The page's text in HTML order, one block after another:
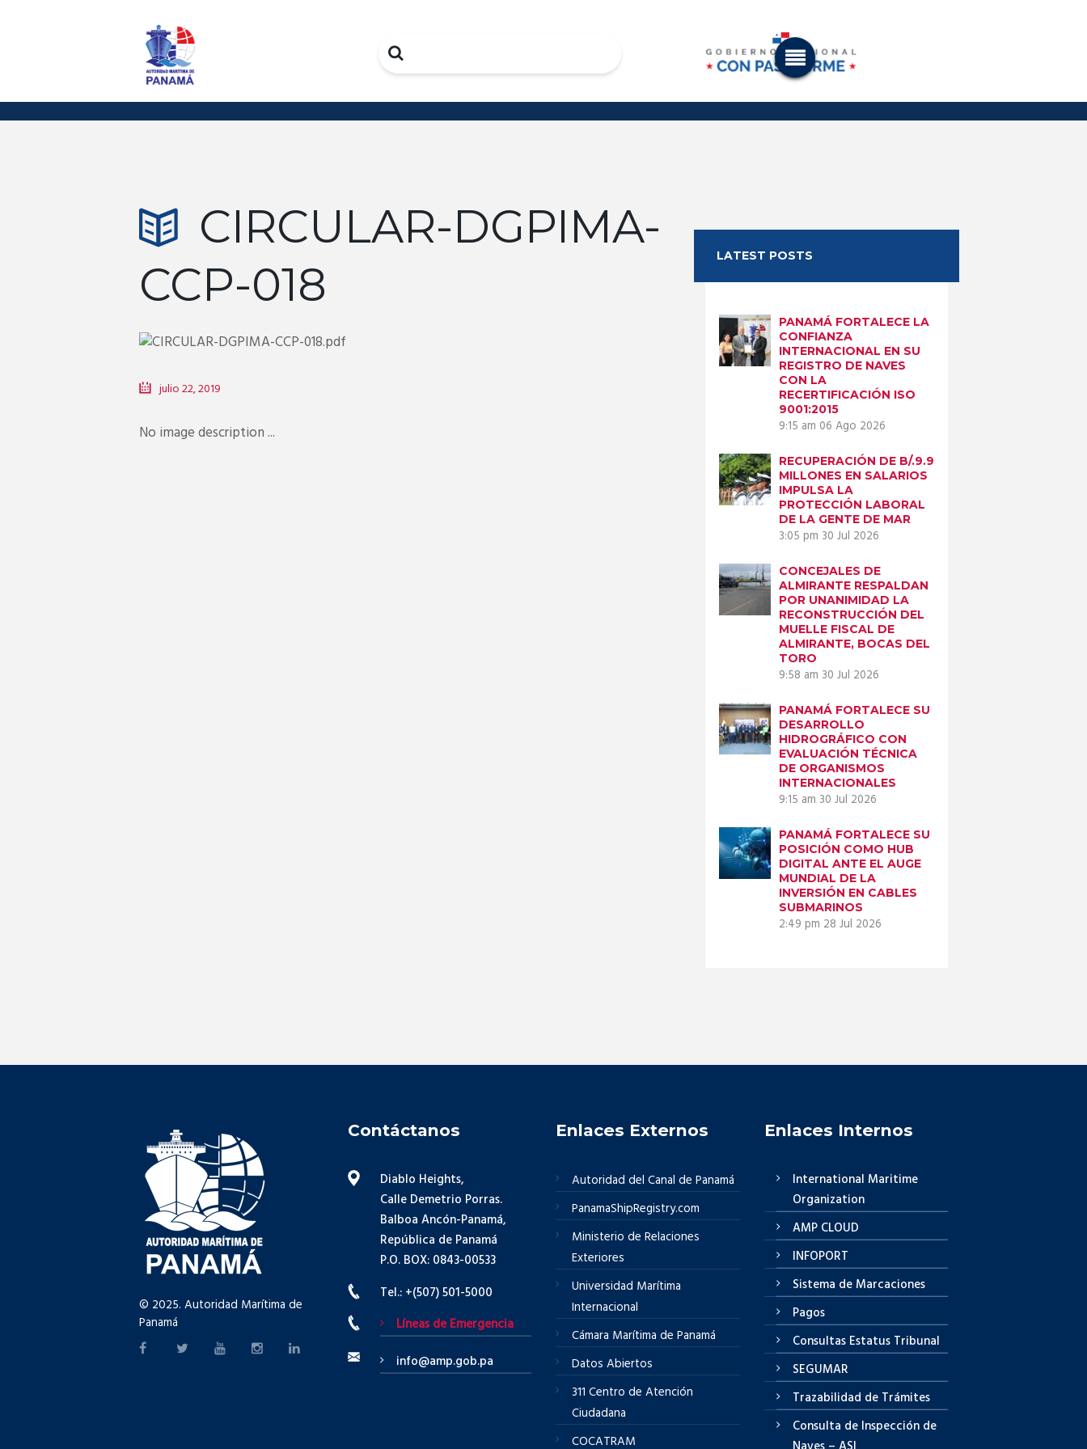
Search
CIRCULAR-DGPIMA-
CCP-018
julio 22, 2019
No image description ...
LATEST POSTS
PANAMÁ FORTALECE LA
CONFIANZA
INTERNACIONAL EN SU
REGISTRO DE NAVES
CON LA
RECERTIFICACIÓN ISO
9001:2015
9:15 am 06 Ago 2026
RECUPERACIÓN DE B/.9.9
MILLONES EN SALARIOS
IMPULSA LA
PROTECCIÓN LABORAL
DE LA GENTE DE MAR
3:05 pm 30 Jul 2026
CONCEJALES DE
ALMIRANTE RESPALDAN
POR UNANIMIDAD LA
RECONSTRUCCIÓN DEL
MUELLE FISCAL DE
ALMIRANTE, BOCAS DEL
TORO
9:58 am 30 Jul 2026
PANAMÁ FORTALECE SU
DESARROLLO
HIDROGRÁFICO CON
EVALUACIÓN TÉCNICA
DE ORGANISMOS
INTERNACIONALES
9:15 am 30 Jul 2026
PANAMÁ FORTALECE SU
POSICIÓN COMO HUB
DIGITAL ANTE EL AUGE
MUNDIAL DE LA
INVERSIÓN EN CABLES
SUBMARINOS
2:49 pm 28 Jul 2026
© 2025. Autoridad Marítima de
Panamá
Contáctanos
Diablo Heights,
Calle Demetrio Porras.
Balboa Ancón-Panamá,
República de Panamá
P.O. BOX: 0843-00533
Tel.: +(507) 501-5000
Líneas de Emergencia
info@amp.gob.pa
Enlaces Externos
Autoridad del Canal de Panamá
PanamaShipRegistry.com
Ministerio de Relaciones
Exteriores
Universidad Marítima
Internacional
Cámara Marítima de Panamá
Datos Abiertos
311 Centro de Atención
Ciudadana
COCATRAM
Enlaces Internos
International Maritime
Organization
AMP CLOUD
INFOPORT
Sistema de Marcaciones
Pagos
Consultas Estatus Tribunal
SEGUMAR
Trazabilidad de Trámites
Consulta de Inspección de